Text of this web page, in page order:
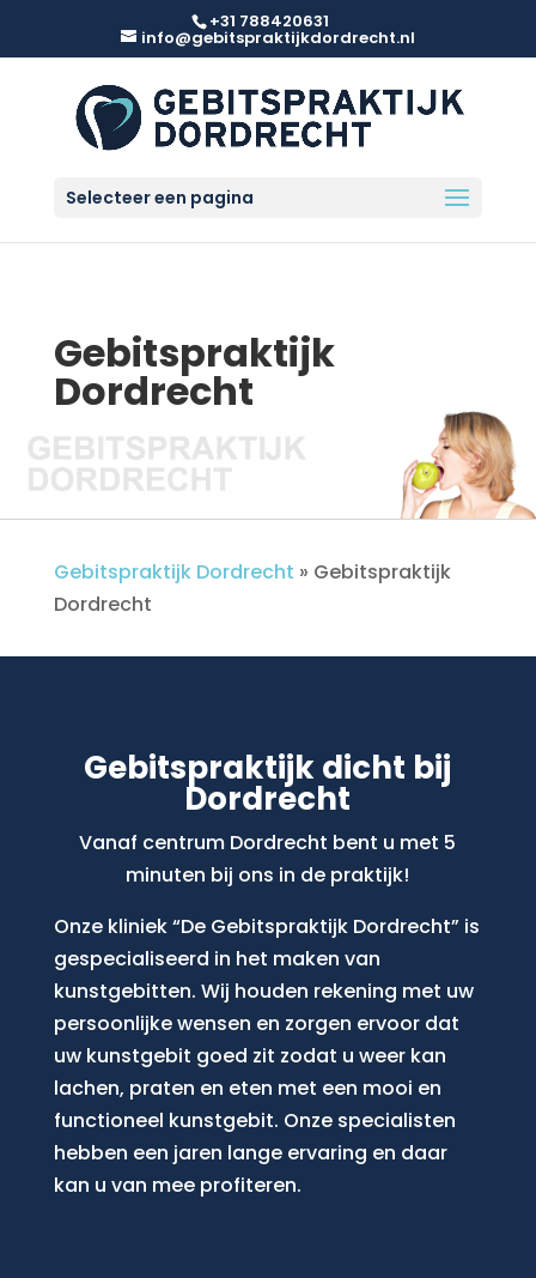
+31 788420631
info@gebitspraktijkdordrecht.nl
Selecteer een pagina
Gebitspraktijk
Dordrecht
Gebitspraktijk Dordrecht » Gebitspraktijk
Dordrecht
Gebitspraktijk dicht bij
Dordrecht
Vanaf centrum Dordrecht bent u met 5
minuten bij ons in de praktijk!
Onze kliniek “De Gebitspraktijk Dordrecht” is
gespecialiseerd in het maken van
kunstgebitten. Wij houden rekening met uw
persoonlijke wensen en zorgen ervoor dat
uw kunstgebit goed zit zodat u weer kan
lachen, praten en eten met een mooi en
functioneel kunstgebit. Onze specialisten
hebben een jaren lange ervaring en daar
kan u van mee profiteren.